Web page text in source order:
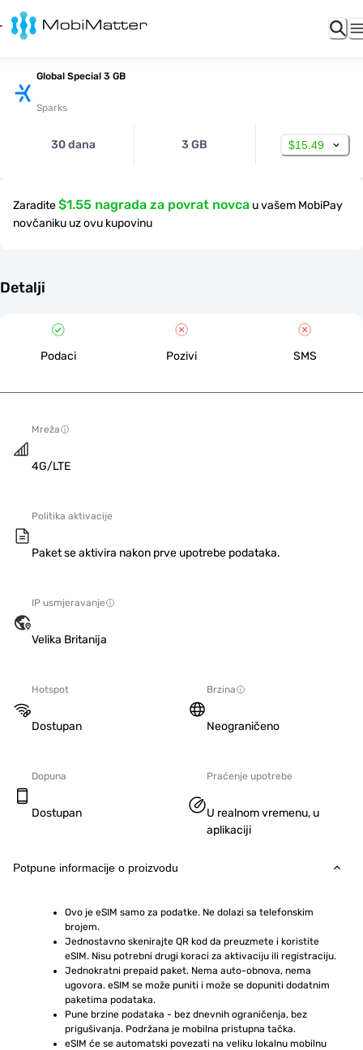
Global Special 3 GB
Sparks
30 dana 3 GB $15.49
Zaradite$1.55 nagrada za povrat novca u vašem MobiPay
novčaniku uz ovu kupovinu
Detalji
Podaci Pozivi SMS
Mreža
4G/LTE
Politika aktivacije
Paket se aktivira nakon prve upotrebe podataka.
IP usmjeravanje
Velika Britanija
Hotspot
Dostupan
Brzina
Neograničeno
Dopuna
Dostupan
Praćenje upotrebe
U realnom vremenu, u
aplikaciji
Potpune informacije o proizvodu
Ovo je eSIM samo za podatke. Ne dolazi sa telefonskim
brojem.
Jednostavno skenirajte QR kod da preuzmete i koristite
eSIM. Nisu potrebni drugi koraci za aktivaciju ili registraciju.
Jednokratni prepaid paket. Nema auto-obnova, nema
ugovora. eSIM se može puniti i može se dopuniti dodatnim
paketima podataka.
Pune brzine podataka - bez dnevnih ograničenja, bez
prigušivanja. Podržana je mobilna pristupna tačka.
eSIM će se automatski povezati na veliku lokalnu mobilnu